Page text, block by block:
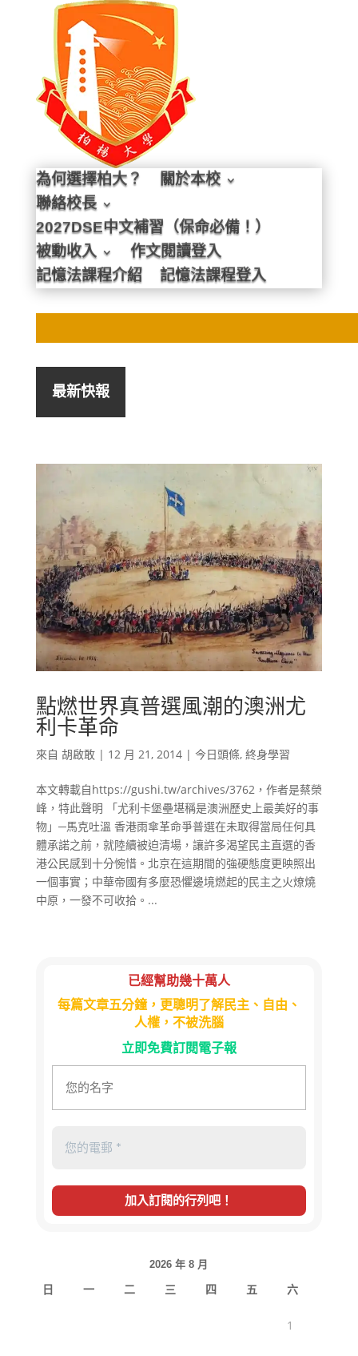
為何選擇柏大？
關於本校
聯絡校長
2027DSE中文補習（保命必備！）
被動收入
作文閱讀登入
記憶法課程介紹
記憶法課程登入
最新快報
點燃世界真普選風潮的澳洲尤
利卡革命
來自 胡啟敢| 12 月 21, 2014| 今日頭條, 終身學習
本文轉載自https://gushi.tw/archives/3762，作者是蔡榮
峰，特此聲明 「尤利卡堡壘堪稱是澳洲歷史上最美好的事
物」─馬克吐溫 香港雨傘革命爭普選在未取得當局任何具
體承諾之前，就陸續被迫清場，讓許多渴望民主直選的香
港公民感到十分惋惜。北京在這期間的強硬態度更映照出
一個事實；中華帝國有多麼恐懼邊境燃起的民主之火燎燒
中原，一發不可收拾。...
已經幫助幾十萬人
每篇文章五分鐘，更聰明了解民主、自由、
人權，不被洗腦
立即免費訂閱電子報
2026 年 8 月
日 一 二 三 四 五 六
1